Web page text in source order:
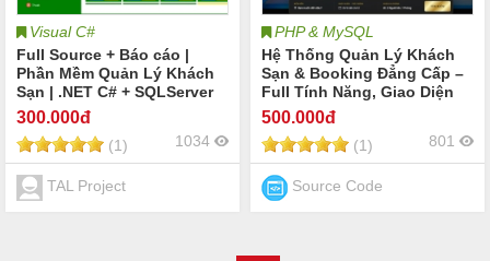
Visual C#
Full Source + Báo cáo |
Phần Mềm Quản Lý Khách
Sạn | .NET C# + SQLServer
300.000đ
(1) 1034
TAL Project
PHP & MySQL
Hệ Thống Quản Lý Khách
Sạn & Booking Đẳng Cấp –
Full Tính Năng, Giao Diện
Độc Quyền
500.000đ
(1) 801
Source Code